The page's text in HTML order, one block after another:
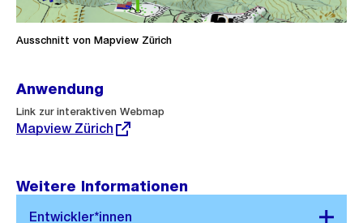
Ausschnitt von Mapview Zürich
Anwendung
Link zur interaktiven Webmap
Externer
Link:
Mapview Zürich
Weitere Informationen